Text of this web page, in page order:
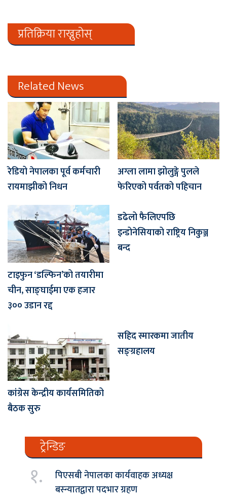
प्रतिक्रिया राख्नुहोस्
Related News
रेडियो नेपालका पूर्व कर्मचारी
रायमाझीको निधन
अग्ला लामा झोलुङ्गे पुलले
फेरिएको पर्वतको पहिचान
टाइफुन ‘डल्फिन’को तयारीमा
चीन, साङ्घाईमा एक हजार
३०० उडान रद्द
डढेलो फैलिएपछि
इन्डोनेसियाको राष्ट्रिय निकुञ्ज
बन्द
कांग्रेस केन्द्रीय कार्यसमितिको
बैठक सुरु
सहिद स्मारकमा जातीय
सङ्ग्रहालय
ट्रेन्डिङ
१.
पिएसबी नेपालका कार्यवाहक अध्यक्ष
बस्न्यातद्वारा पदभार ग्रहण